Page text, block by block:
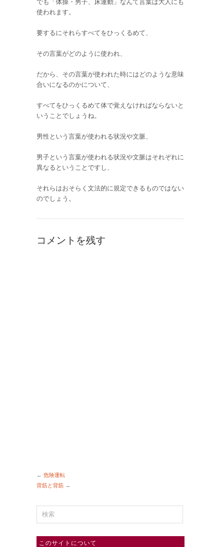
でも「体操・男子、床運動」なんて言葉は大人にも
使われます。
要するにそれらすべてをひっくるめて、
その言葉がどのように使われ、
だから、その言葉が使われた時にはどのような意味
合いになるのかについて、
すべてをひっくるめて体で覚えなければならないと
いうことでしょうね。
男性という言葉が使われる状況や文脈、
男子という言葉が使われる状況や文脈はそれぞれに
異なるということですし、
それらはおそらく文法的に規定できるものではない
のでしょう。
コメントを残す
← 危険運転
背筋と背筋 →
このサイトについて